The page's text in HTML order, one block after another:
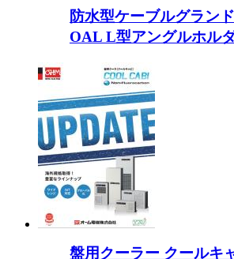
防水型ケーブルグラン
OAL L型アングルホル
盤用クーラー クールキ